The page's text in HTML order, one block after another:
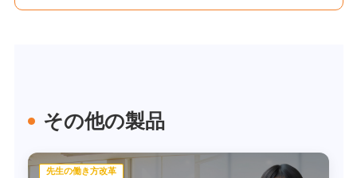
その他の製品
先生の働き方改革